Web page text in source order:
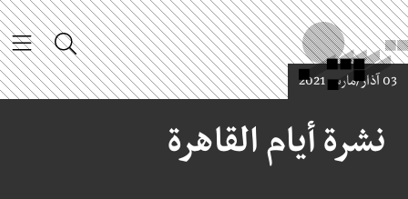
إلى المحتوى الرئيسي
البحث
Main
مارس 2021
نشرة أيام القاهرة